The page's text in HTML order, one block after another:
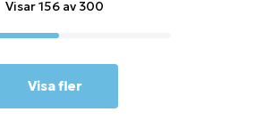
Visar 156 av 300
Visa fler